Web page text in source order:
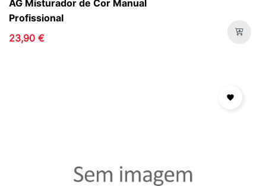
AG Misturador de Cor Manual
Profissional
23,90 €
